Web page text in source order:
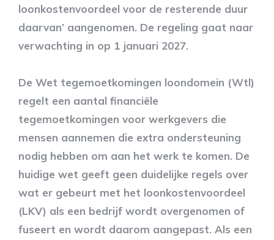
loonkostenvoordeel voor de resterende duur
daarvan’ aangenomen. De regeling gaat naar
verwachting in op 1 januari 2027.
De Wet tegemoetkomingen loondomein (Wtl)
regelt een aantal financiële
tegemoetkomingen voor werkgevers die
mensen aannemen die extra ondersteuning
nodig hebben om aan het werk te komen. De
huidige wet geeft geen duidelijke regels over
wat er gebeurt met het loonkostenvoordeel
(LKV) als een bedrijf wordt overgenomen of
fuseert en wordt daarom aangepast. Als een